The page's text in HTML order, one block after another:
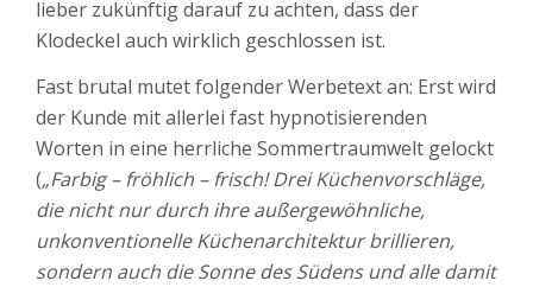
lieber zukünftig darauf zu achten, dass der
Klodeckel auch wirklich geschlossen ist.
Fast brutal mutet folgender Werbetext an: Erst wird
der Kunde mit allerlei fast hypnotisierenden
Worten in eine herrliche Sommertraumwelt gelockt
(„Farbig – fröhlich – frisch! Drei Küchenvorschläge,
die nicht nur durch ihre außergewöhnliche,
unkonventionelle Küchenarchitektur brillieren,
sondern auch die Sonne des Südens und alle damit